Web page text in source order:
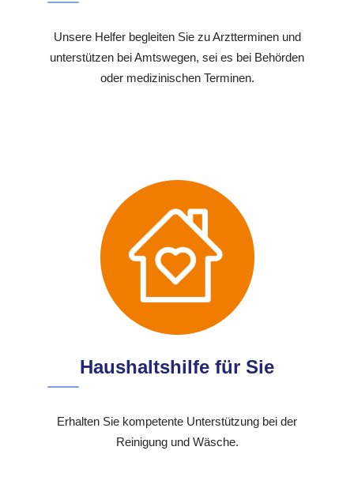
Unsere Helfer begleiten Sie zu Arztterminen und
unterstützen bei Amtswegen, sei es bei Behörden
oder medizinischen Terminen.
Haushaltshilfe für Sie
Erhalten Sie kompetente Unterstützung bei der
Reinigung und Wäsche.